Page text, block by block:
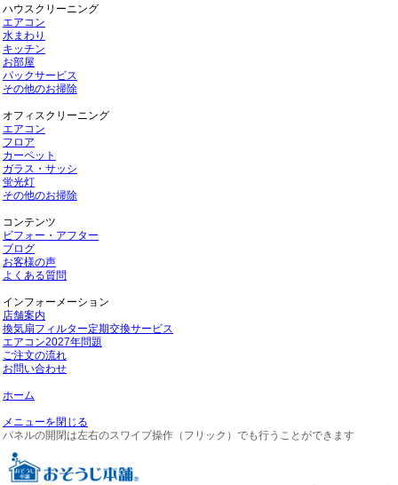
ハウスクリーニング
エアコン
水まわり
キッチン
お部屋
パックサービス
その他のお掃除
オフィスクリーニング
エアコン
フロア
カーペット
ガラス・サッシ
蛍光灯
その他のお掃除
コンテンツ
ビフォー・アフター
ブログ
お客様の声
よくある質問
インフォーメーション
店舗案内
換気扇フィルター定期交換サービス
エアコン2027年問題
ご注文の流れ
お問い合わせ
ホーム
メニューを閉じる
パネルの開閉は左右のスワイプ操作（フリック）でも行うことができます